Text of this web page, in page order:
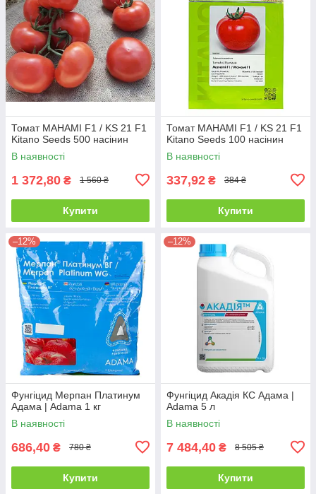
Томат МАНАМІ F1 / KS 21 F1
Kitano Seeds 500 насінин
В наявності
1 372,80 ₴ 1 560 ₴
Купити
Томат МАНАМІ F1 / KS 21 F1
Kitano Seeds 100 насінин
В наявності
337,92 ₴ 384 ₴
Купити
–12%
Фунгіцид Мерпан Платинум
Адама | Adama 1 кг
В наявності
686,40 ₴ 780 ₴
Купити
–12%
Фунгіцид Акадія КС Адама |
Adama 5 л
В наявності
7 484,40 ₴ 8 505 ₴
Купити